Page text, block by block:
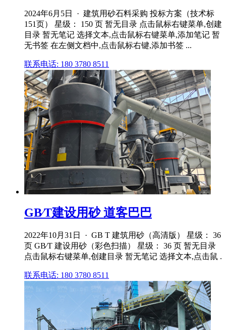
2024年6月5日 · 建筑用砂石料采购 投标方案（技术标
151页） 星级： 150 页 暂无目录 点击鼠标右键菜单,创建
目录 暂无笔记 选择文本,点击鼠标右键菜单,添加笔记 暂
无书签 在左侧文档中,点击鼠标右键,添加书签 ...
联系电话: 180 3780 8511
GB∕T建设用砂 道客巴巴
2022年10月31日 · GB T 建筑用砂（高清版） 星级： 36
页 GB∕T 建设用砂（彩色扫描） 星级： 36 页 暂无目录
点击鼠标右键菜单,创建目录 暂无笔记 选择文本,点击鼠 .
联系电话: 180 3780 8511